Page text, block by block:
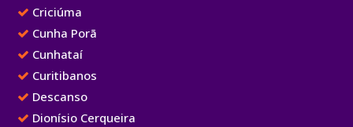
Criciúma
Cunha Porã
Cunhataí
Curitibanos
Descanso
Dionísio Cerqueira